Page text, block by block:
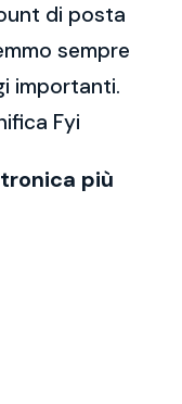
di posta
sempre
importanti.
Fyi
più